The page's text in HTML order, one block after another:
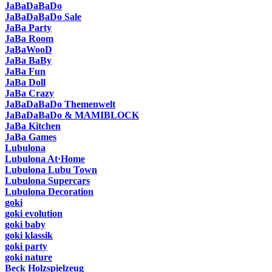
JaBaDaBaDo
JaBaDaBaDo Sale
JaBa Party
JaBa Room
JaBaWooD
JaBa BaBy
JaBa Fun
JaBa Doll
JaBa Crazy
JaBaDaBaDo Themenwelt
JaBaDaBaDo & MAMIBLOCK
JaBa Kitchen
JaBa Games
Lubulona
Lubulona At·Home
Lubulona Lubu Town
Lubulona Supercars
Lubulona Decoration
goki
goki evolution
goki baby
goki klassik
goki party
goki nature
Beck Holzspielzeug